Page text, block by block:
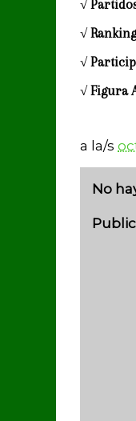
√
√
√
√Figura
a la/s
No